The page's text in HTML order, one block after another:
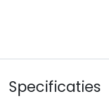
Specificaties